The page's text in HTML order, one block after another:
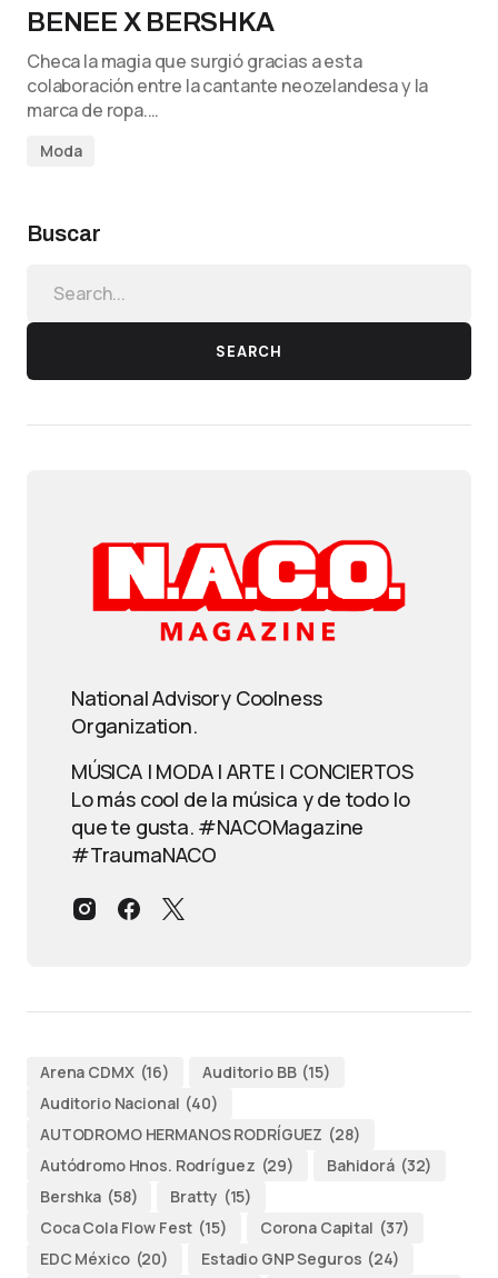
BENEE X BERSHKA
Checa la magia que surgió gracias a esta
colaboración entre la cantante neozelandesa y la
marca de ropa.…
Moda
Buscar
SEARCH
National Advisory Coolness
Organization.
MÚSICA | MODA | ARTE | CONCIERTOS
Lo más cool de la música y de todo lo
que te gusta. #NACOMagazine
#TraumaNACO
Arena CDMX (16) Auditorio BB (15)
Auditorio Nacional (40)
AUTODROMO HERMANOS RODRÍGUEZ (28)
Autódromo Hnos. Rodríguez (29) Bahidorá (32)
Bershka (58) Bratty (15)
Coca Cola Flow Fest (15) Corona Capital (37)
EDC México (20) Estadio GNP Seguros (24)